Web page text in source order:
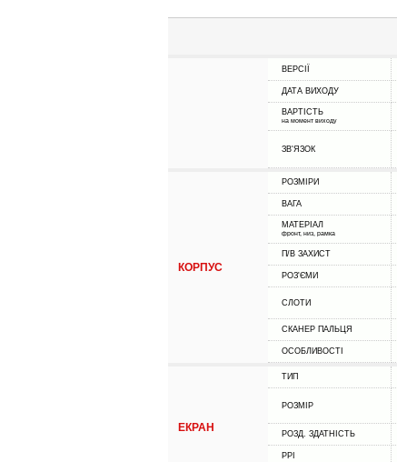
ВЕРСІЇ
ДАТА ВИХОДУ
ВАРТІСТЬ
на момент виходу
ЗВ'ЯЗОК
КОРПУС
РОЗМІРИ
ВАГА
МАТЕРІАЛ
фронт, низ, рамка
П/В ЗАХИСТ
РОЗ'ЄМИ
СЛОТИ
СКАНЕР ПАЛЬЦЯ
ОСОБЛИВОСТІ
ЕКРАН
ТИП
РОЗМІР
РОЗД. ЗДАТНІСТЬ
PPI